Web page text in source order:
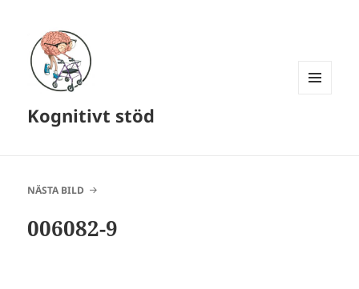
Kognitivt stöd
NÄSTA BILD
006082-9